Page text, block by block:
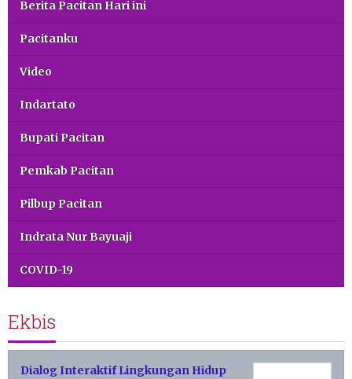
Berita Pacitan Hari ini
Pacitanku
Video
Indartato
Bupati Pacitan
Pemkab Pacitan
Pilbup Pacitan
Indrata Nur Bayuaji
COVID-19
Ekbis
Dialog Interaktif Lingkungan Hidup